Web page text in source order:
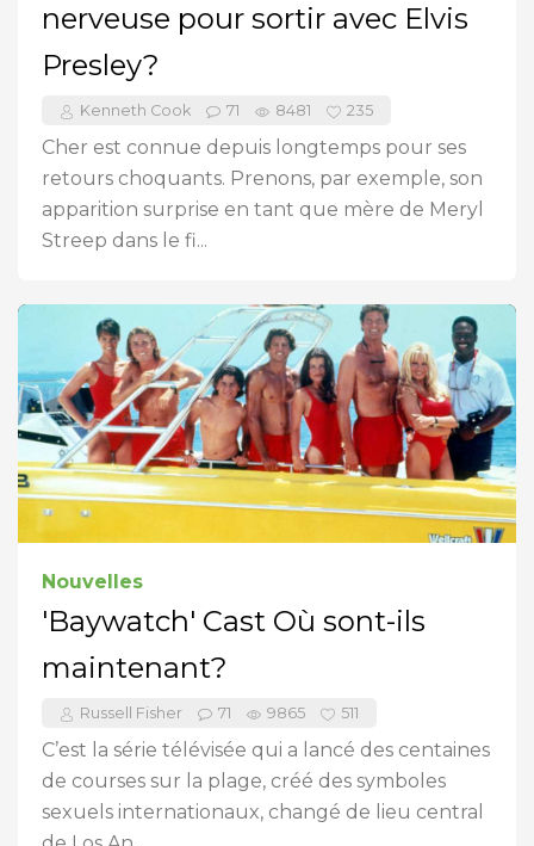
nerveuse pour sortir avec Elvis
Presley?
Kenneth Cook 71 8481 235
Cher est connue depuis longtemps pour ses
retours choquants. Prenons, par exemple, son
apparition surprise en tant que mère de Meryl
Streep dans le fi...
Nouvelles
'Baywatch' Cast Où sont-ils
maintenant?
Russell Fisher 71 9865 511
C’est la série télévisée qui a lancé des centaines
de courses sur la plage, créé des symboles
sexuels internationaux, changé de lieu central